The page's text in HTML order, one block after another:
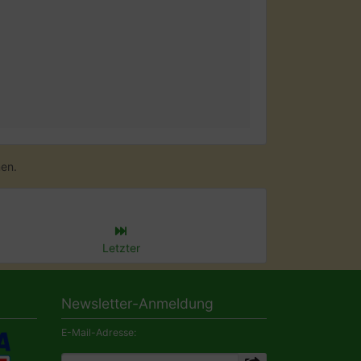
Letzter
Newsletter-Anmeldung
E-Mail-Adresse: